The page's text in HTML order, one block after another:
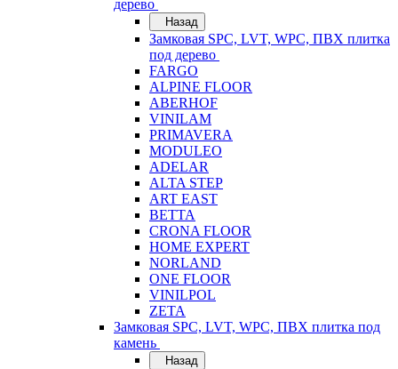
дерево
Назад
Замковая SPC, LVT, WPC, ПВХ плитка
под дерево
FARGO
ALPINE FLOOR
ABERHOF
VINILAM
PRIMAVERA
MODULEO
ADELAR
ALTA STEP
ART EAST
BETTA
CRONA FLOOR
HOME EXPERT
NORLAND
ONE FLOOR
VINILPOL
ZETA
Замковая SPC, LVT, WPC, ПВХ плитка под
камень
Назад